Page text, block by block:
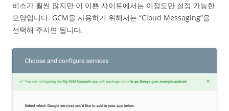
비스가 훨씬 많지만 이 이쁜 사이트에서는 이정도만 설정 가능한
모양입니다. GCM을 사용하기 위해서는 “Cloud Messaging”을
선택해 주시면 됩니다.